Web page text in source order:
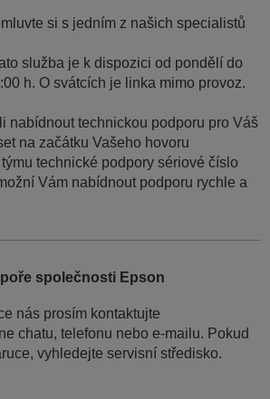
si s jedním z našich specialistů
služba je k dispozici od pondělí do
h. O svátcích je linka mimo provoz.
nabídnout technickou podporu pro Váš
na začátku Vašeho hovoru
technické podpory sériové číslo
Vám nabídnout podporu rychle a
společnosti Epson
nás prosím kontaktujte
chatu, telefonu nebo e-mailu. Pokud
vyhledejte servisní středisko.